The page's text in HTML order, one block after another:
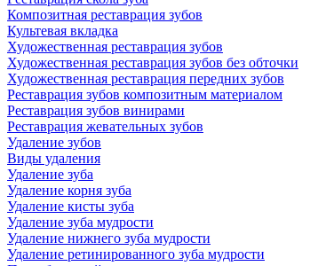
Композитная реставрация зубов
Культевая вкладка
Художественная реставрация зубов
Художественная реставрация зубов без обточки
Художественная реставрация передних зубов
Реставрация зубов композитным материалом
Реставрация зубов винирами
Реставрация жевательных зубов
Удаление зубов
Виды удаления
Удаление зуба
Удаление корня зуба
Удаление кисты зуба
Удаление зуба мудрости
Удаление нижнего зуба мудрости
Удаление ретинированного зуба мудрости